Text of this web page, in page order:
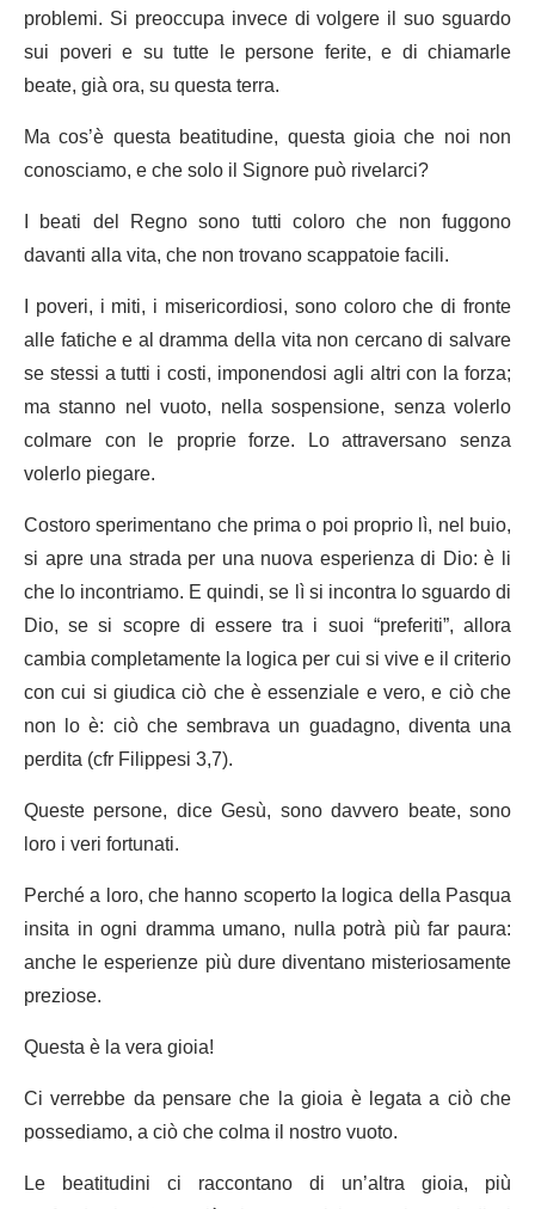
problemi. Si preoccupa invece di volgere il suo sguardo
sui poveri e su tutte le persone ferite, e di chiamarle
beate, già ora, su questa terra.
Ma cos’è questa beatitudine, questa gioia che noi non
conosciamo, e che solo il Signore può rivelarci?
I beati del Regno sono tutti coloro che non fuggono
davanti alla vita, che non trovano scappatoie facili.
I poveri, i miti, i misericordiosi, sono coloro che di fronte
alle fatiche e al dramma della vita non cercano di salvare
se stessi a tutti i costi, imponendosi agli altri con la forza;
ma stanno nel vuoto, nella sospensione, senza volerlo
colmare con le proprie forze. Lo attraversano senza
volerlo piegare.
Costoro sperimentano che prima o poi proprio lì, nel buio,
si apre una strada per una nuova esperienza di Dio: è li
che lo incontriamo. E quindi, se lì si incontra lo sguardo di
Dio, se si scopre di essere tra i suoi “preferiti”, allora
cambia completamente la logica per cui si vive e il criterio
con cui si giudica ciò che è essenziale e vero, e ciò che
non lo è: ciò che sembrava un guadagno, diventa una
perdita (cfr Filippesi 3,7).
Queste persone, dice Gesù, sono davvero beate, sono
loro i veri fortunati.
Perché a loro, che hanno scoperto la logica della Pasqua
insita in ogni dramma umano, nulla potrà più far paura:
anche le esperienze più dure diventano misteriosamente
preziose.
Questa è la vera gioia!
Ci verrebbe da pensare che la gioia è legata a ciò che
possediamo, a ciò che colma il nostro vuoto.
Le beatitudini ci raccontano di un’altra gioia, più